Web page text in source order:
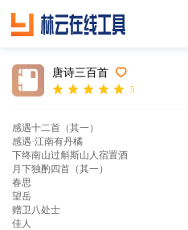
唐诗三百首
5
感遇十二首（其一）
感遇·江南有丹橘
下终南山过斛斯山人宿置酒
月下独酌四首（其一）
春思
望岳
赠卫八处士
佳人